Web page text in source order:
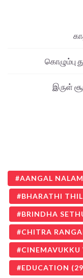
கொழும்பு
இருள்
AANGAL NALAM
BHARATHI
BRINDHA
CHITRA
CINEMAVUKKU
EDUCATION